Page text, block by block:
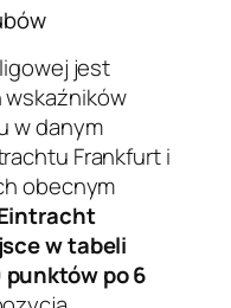
jest
w danym
Frankfurt i
obecnym
w tabeli
po 6